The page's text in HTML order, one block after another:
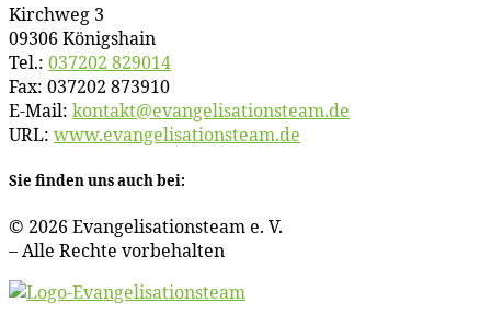
Kirch­weg 3
09306 Königshain
Tel.: 037202 829014
Fax: 037202 873910
E‑Mail: kontakt@​evangelisationsteam.​de
URL: www​.evan​ge​li​sa​ti​ons​team​.de
Sie fin­den uns auch bei:
© 2026 Evan­ge­li­sa­ti­ons­team e. V.
– Al­le Rech­te vorbehalten